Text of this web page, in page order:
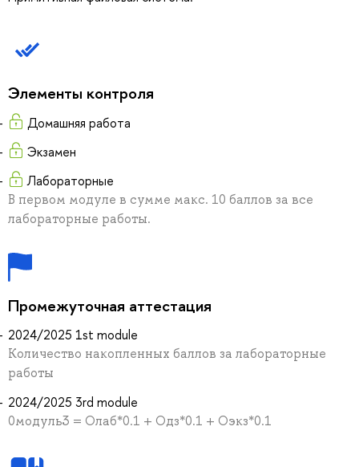
Элементы контроля
Домашняя работа
Экзамен
Лабораторные
В первом модуле в сумме макс. 10 баллов за все
лабораторные работы.
Промежуточная аттестация
2024/2025 1st module
Количество накопленных баллов за лабораторные
работы
2024/2025 3rd module
0модуль3 = Олаб*0.1 + Одз*0.1 + Оэкз*0.1